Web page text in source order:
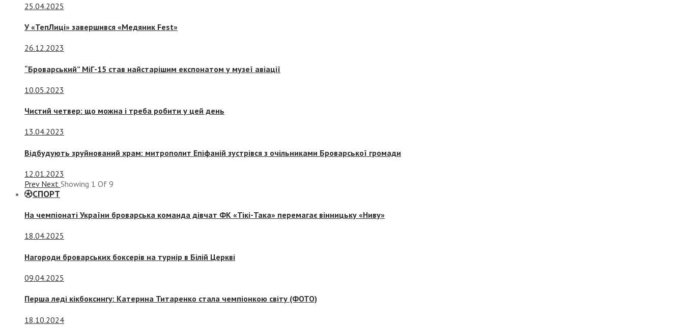
25.04.2025
У «ТепЛиці» завершився «Медяник Fest»
26.12.2023
“Броварський” МіГ-15 став найстарішим експонатом у музеї авіації
10.05.2023
Чистий четвер: що можна і треба робити у цей день
13.04.2023
Відбудують зруйнований храм: митрополит Епіфаній зустрівся з очільниками Броварської громади
12.01.2023
Prev Next Showing 1 Of 9
СПОРТ
На чемпіонаті України броварська команда дівчат ФК «Тікі-Така» перемагає вінницьку «Ниву»
18.04.2025
Нагороди броварських боксерів на турнір в Білій Церкві
09.04.2025
Перша леді кікбоксингу: Катерина Титаренко стала чемпіонкою світу (ФОТО)
18.10.2024